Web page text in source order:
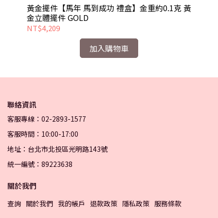
黃金擺件【馬年 馬到成功 禮盒】金重約0.1克 黃
金立體擺件 GOLD
NT$4,209
加入購物車
聯絡資訊
客服專線：02-2893-1577
客服時間：10:00-17:00
地址：台北市北投區光明路143號
統一編號：89223638
關於我們
查詢 關於我們 我的帳戶 退款政策 隱私政策 服務條款